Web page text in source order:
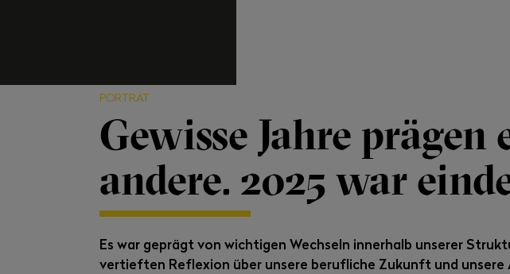
PORTRÄT
Gewisse Jahre
andere. 2025 war
Es war geprägt von wichtigen Wechseln innerhalb unserer
vertieften Reflexion über unsere berufliche Zukunft und